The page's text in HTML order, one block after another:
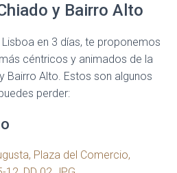
y Bairro Alto
en 3 días, te proponemos
céntricos y animados de la
Bairro Alto. Estos son algunos
perder: